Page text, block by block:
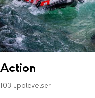
Action
103 upplevelser